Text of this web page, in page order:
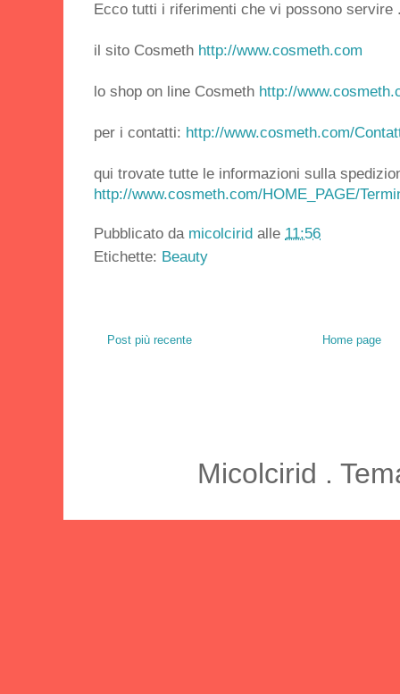
Ecco tutti i riferimenti che vi possono servire
il sito Cosmeth http://www.cosmeth.com
lo shop on line Cosmeth http://
per i contatti: http://www.cosmeth.com/
qui trovate tutte le informazioni sulla
http://www.cosmeth.com/HOME_PAGE/
Pubblicato da micolcirid alle 11:56
Etichette: Beauty
Post più recente Home page
Micolcirid .